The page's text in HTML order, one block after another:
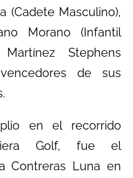
(Cadete Masculino),
Morano (Infantil
Stephens
de sus
en el recorrido
Golf, fue el
Contreras Luna en